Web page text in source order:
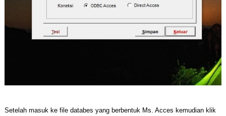
Setelah masuk ke file databes yang berbentuk Ms. Acces kemudian klik